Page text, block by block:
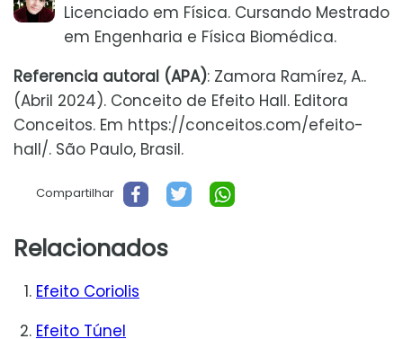
Licenciado em Física. Cursando Mestrado
em Engenharia e Física Biomédica.
Referencia autoral (APA): Zamora Ramírez, A..
(Abril 2024). Conceito de Efeito Hall. Editora
Conceitos. Em https://conceitos.com/efeito-
hall/. São Paulo, Brasil.
Compartilhar
Relacionados
Efeito Coriolis
Efeito Túnel